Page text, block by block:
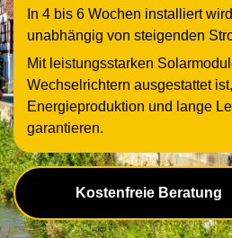
In 4 bis 6 Wochen installiert
unabhängig von steigenden
Mit leistungsstarken
Wechselrichtern ausgestattet
Energieproduktion und lange
garantieren.
Kostenfreie Beratung